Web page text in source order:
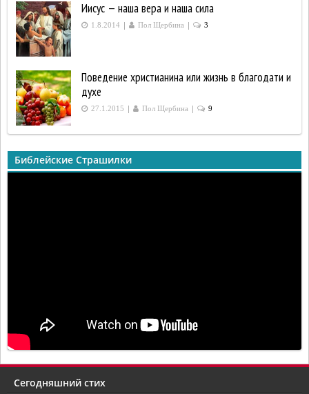
Иисус — наша вера и наша сила
1.8.2014 | Пол Щербина | 3
Поведение христианина или жизнь в благодати и
духе
27.1.2015 | Пол Щербина | 9
Библейские Страшилки
Сегодняшний стих